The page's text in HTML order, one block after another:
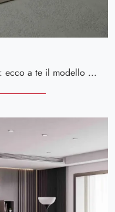
Salotti e divani lineari Cuborosso: ecco a te il modello Marea in pelle per valorizzare il living.